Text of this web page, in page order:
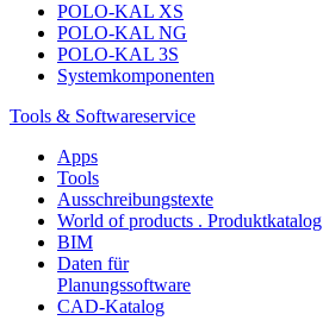
POLO-KAL XS
POLO-KAL NG
POLO-KAL 3S
Systemkomponenten
Tools & Softwareservice
Apps
Tools
Ausschreibungstexte
World of products . Produktkatalog
BIM
Daten für
Planungssoftware
CAD-Katalog